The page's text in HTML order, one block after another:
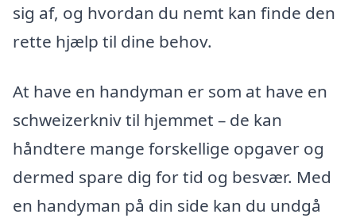
sig af, og hvordan du nemt kan finde den
rette hjælp til dine behov.
At have en handyman er som at have en
schweizerkniv til hjemmet – de kan
håndtere mange forskellige opgaver og
dermed spare dig for tid og besvær. Med
en handyman på din side kan du undgå